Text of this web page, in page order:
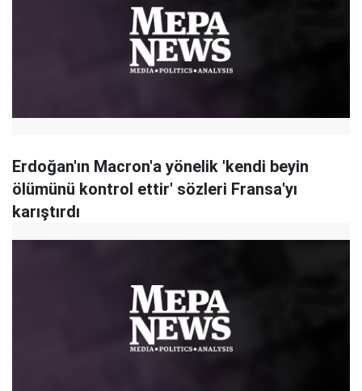
Erdoğan'ın Macron'a yönelik 'kendi beyin
ölümünü kontrol ettir' sözleri Fransa'yı
karıştırdı